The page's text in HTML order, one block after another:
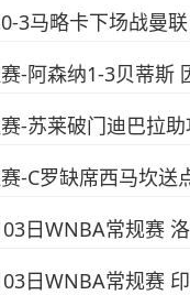
3马略卡下场战曼
-阿森纳1-3贝蒂斯
-苏莱破门迪巴拉
-C罗缺席西马坎送
日WNBA常规赛
日WNBA常规赛